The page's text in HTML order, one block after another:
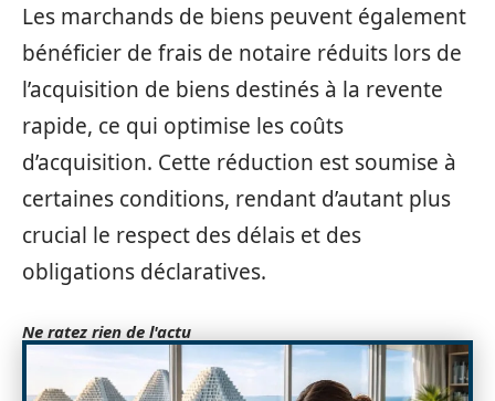
Les marchands de biens peuvent également
bénéficier de frais de notaire réduits lors de
l’acquisition de biens destinés à la revente
rapide, ce qui optimise les coûts
d’acquisition. Cette réduction est soumise à
certaines conditions, rendant d’autant plus
crucial le respect des délais et des
obligations déclaratives.
Ne ratez rien de l'actu